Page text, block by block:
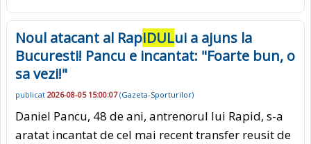
Noul atacant al RapIDULui a ajuns la
Bucuresti! Pancu e incantat: "Foarte bun, o
sa vezi!"
publicat 2026-08-05 15:00:07(Gazeta-Sporturilor)
Daniel Pancu, 48 de ani, antrenorul lui Rapid, s-a
aratat incantat de cel mai recent transfer reusit de